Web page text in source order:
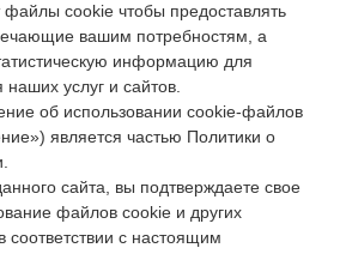
файлы cookie чтобы предоставлять
вашим потребностям, а
информацию для
услуг и сайтов.
об использовании cookie-файлов
является частью Политики о
сайта, вы подтверждаете свое
файлов cookie и других
соответствии с настоящим
«Пушкинской
билетов?
улучшить работу
культуры?